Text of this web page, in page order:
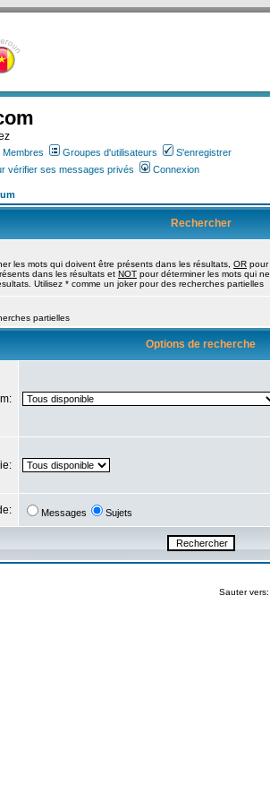
Membres Groupes d'utilisateurs
S'enregistrer
vérifier ses messages privés Connexion
Rechercher
les mots qui doivent être présents dans les résultats, OR pour
dans les résultats et NOT pour déterminer les mots qui ne
Utilisez * comme un joker pour des recherches partielles
partielles
Options de recherche
Messages Sujets
Sauter vers: